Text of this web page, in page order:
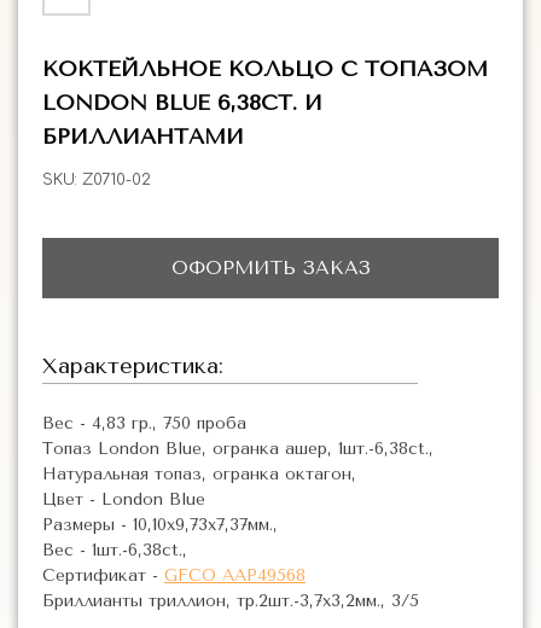
КОКТЕЙЛЬНОЕ КОЛЬЦО С ТОПАЗОМ
LONDON BLUE 6,38CT. И
БРИЛЛИАНТАМИ
SKU: Z0710-02
ОФОРМИТЬ ЗАКАЗ
Характеристика:
Вес - 4,83 гр., 750 проба
Топаз London Blue, огранка ашер, 1шт.-6,38ct.,
Натуральная топаз, огранка октагон,
Цвет - London Blue
Размеры - 10,10x9,73x7,37мм.,
Вес - 1шт.-6,38ct.,
Сертификат - GFCO AAP49568
Бриллианты триллион, тр.2шт.-3,7х3,2мм., 3/5